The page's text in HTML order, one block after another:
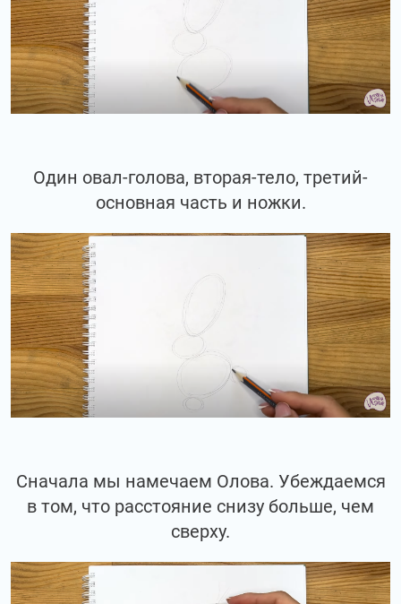
Один овал-голова, вторая-тело, третий-
основная часть и ножки.
Сначала мы намечаем Олова. Убеждаемся
в том, что расстояние снизу больше, чем
сверху.